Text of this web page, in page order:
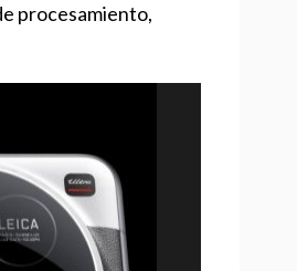
procesamiento,